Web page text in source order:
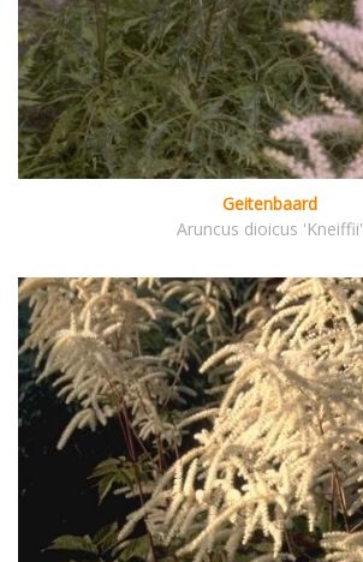
Geitenbaard
Aruncus dioicus 'Kneiffii'